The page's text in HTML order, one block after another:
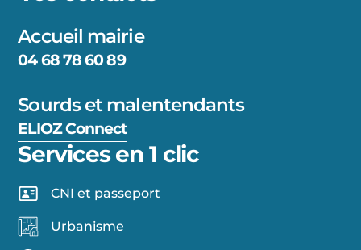
Accueil mairie
04 68 78 60 89
Sourds et malentendants
ELIOZ Connect
Services en 1 clic
CNI et passeport
Urbanisme